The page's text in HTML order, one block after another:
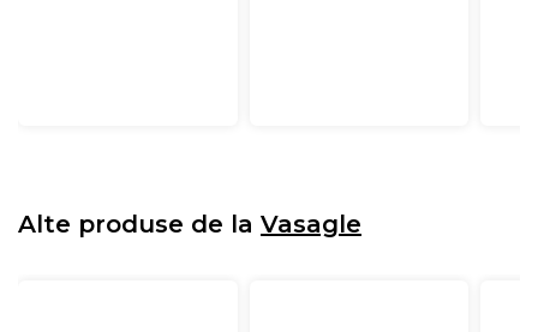
Alte produse de la Vasagle